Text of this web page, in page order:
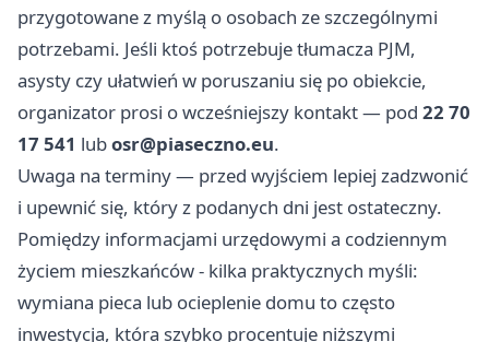
przygotowane z myślą o osobach ze szczególnymi
potrzebami. Jeśli ktoś potrzebuje tłumacza PJM,
asysty czy ułatwień w poruszaniu się po obiekcie,
organizator prosi o wcześniejszy kontakt — pod 22 70
17 541 lubosr@piaseczno.eu.
Uwaga na terminy — przed wyjściem lepiej zadzwonić
i upewnić się, który z podanych dni jest ostateczny.
Pomiędzy informacjami urzędowymi a codziennym
życiem mieszkańców - kilka praktycznych myśli:
wymiana pieca lub ocieplenie domu to często
inwestycja, która szybko procentuje niższymi